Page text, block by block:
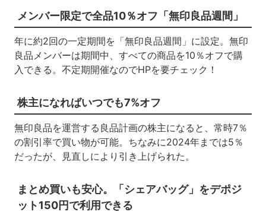
メンバー限定で全品10％オフ「無印良品週間」
年に約2回の一定期間を「無印良品週間」に設定。無印
良品メンバーは期間中、すべての商品を10％オフで購
入できる。不定期開催なのでHPを要チェック！
株主になればいつでも7%オフ
無印良品を運営する良品計画の株主になると、常時7％
の割引率で買い物が可能。ちなみに2024年までは5％
だったが、見直しにより引き上げられた。
まとめ買いも安心。「シェアバッグ」をデポジ
ット150円で利用できる